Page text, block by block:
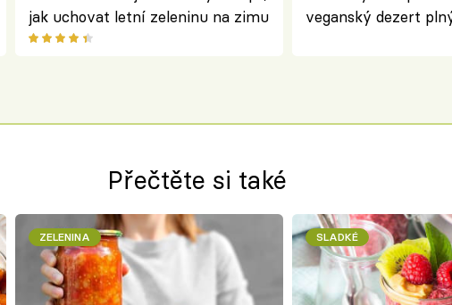
jak uchovat letní zeleninu na zimu
veganský dezert
Přečtěte si také
ZELENINA SLADKÉ